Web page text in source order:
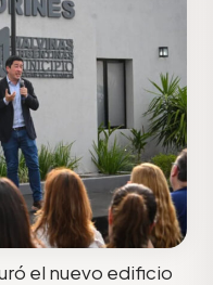
el nuevo edificio